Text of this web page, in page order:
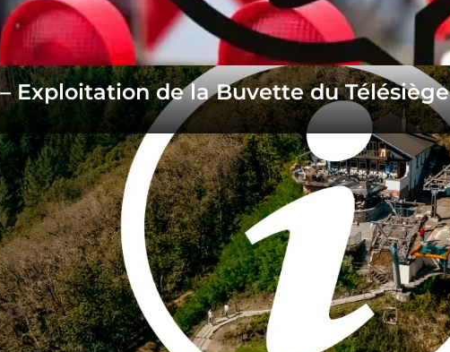
Exploitation de la Buvette du Télésiège